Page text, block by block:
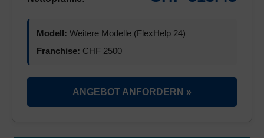
Modell: Weitere Modelle (FlexHelp 24)
Franchise: CHF 2500
ANGEBOT ANFORDERN »